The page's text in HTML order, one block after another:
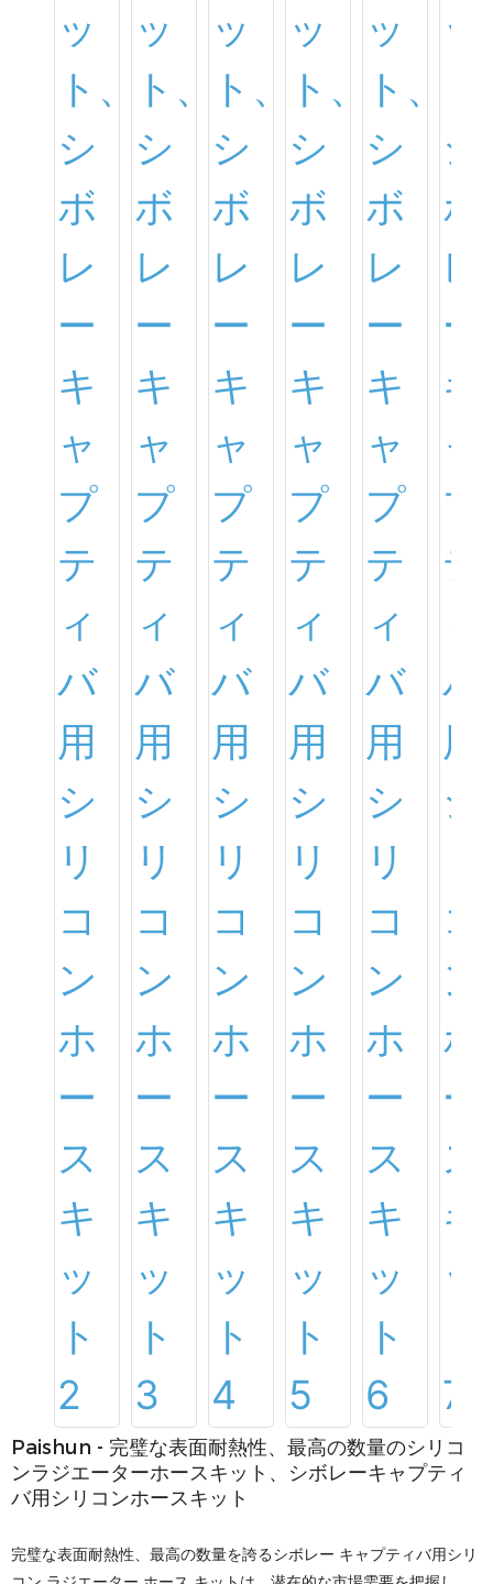
Paishun - 完璧な表面耐熱性、最高の数量のシリコ
ンラジエーターホースキット、シボレーキャプティ
バ用シリコンホースキット
完璧な表面耐熱性、最高の数量を誇るシボレー キャプティバ用シリ